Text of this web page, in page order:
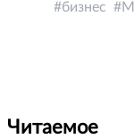
бизнес
Читаемое